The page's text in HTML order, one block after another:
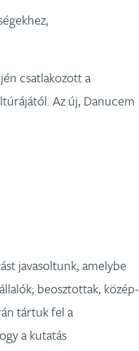
csatlakozott a
Az új, Danucem
javasoltunk, amelybe
beosztottak, közép-
tártuk fel a
a kutatás